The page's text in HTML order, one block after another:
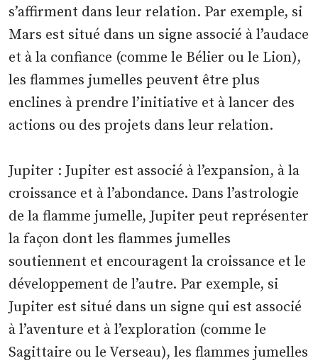
s’affirment dans leur relation. Par exemple, si
Mars est situé dans un signe associé à l’audace
et à la confiance (comme le Bélier ou le Lion),
les flammes jumelles peuvent être plus
enclines à prendre l’initiative et à lancer des
actions ou des projets dans leur relation.
Jupiter : Jupiter est associé à l’expansion, à la
croissance et à l’abondance. Dans l’astrologie
de la flamme jumelle, Jupiter peut représenter
la façon dont les flammes jumelles
soutiennent et encouragent la croissance et le
développement de l’autre. Par exemple, si
Jupiter est situé dans un signe qui est associé
à l’aventure et à l’exploration (comme le
Sagittaire ou le Verseau), les flammes jumelles